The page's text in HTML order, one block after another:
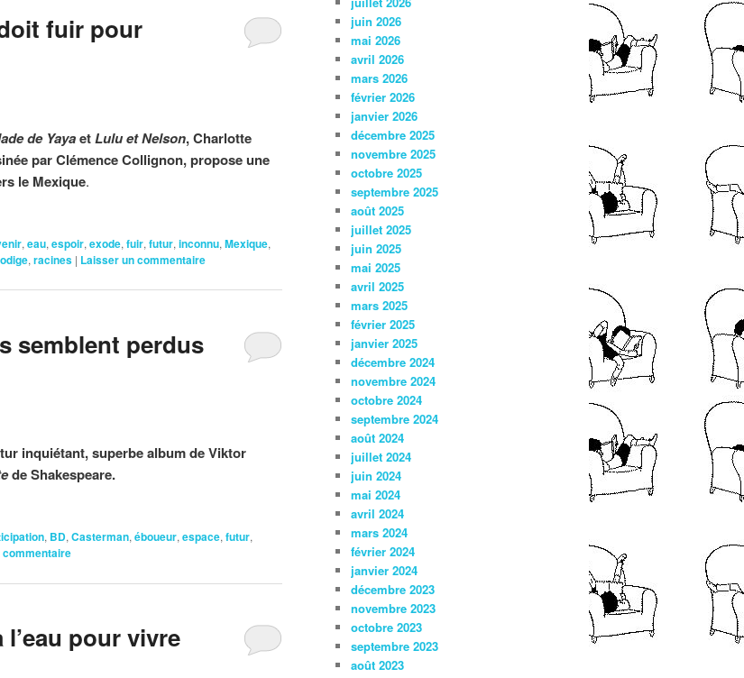
fuir pour
de YayaetLulu et Nelson, Charlotte
par Clémence Collignon, propose une
le Mexique.
, eau, espoir, exode, fuir, futur, inconnu, Mexique,
, racines | Laisser un commentaire
semblent perdus
inquiétant, superbe album de Viktor
de Shakespeare.
, BD, Casterman, éboueur, espace, futur,
commentaire
pour vivre
juin 2026
mai 2026
avril 2026
mars 2026
février 2026
janvier 2026
décembre 2025
novembre 2025
octobre 2025
septembre 2025
août 2025
juillet 2025
juin 2025
mai 2025
avril 2025
mars 2025
février 2025
janvier 2025
décembre 2024
novembre 2024
octobre 2024
septembre 2024
août 2024
juillet 2024
juin 2024
mai 2024
avril 2024
mars 2024
février 2024
janvier 2024
décembre 2023
novembre 2023
octobre 2023
septembre 2023
août 2023